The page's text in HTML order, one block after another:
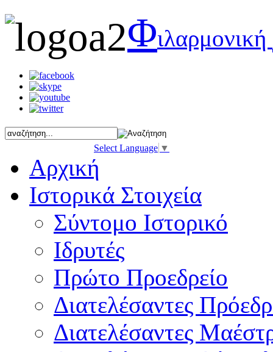
Φιλαρμονική
Select Language ▼
Αρχική
Ιστορικά Στοιχεία
Σύντομο Ιστορικό
Ιδρυτές
Πρώτο Προεδρείο
Διατελέσαντες
Διατελέσαντες